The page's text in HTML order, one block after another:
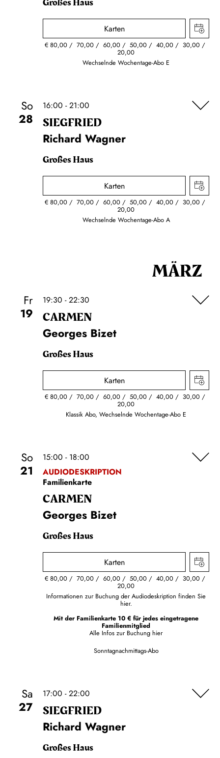
Karten
€80,00 70,00 60,00 50,00 40,00 30,00
20,00
Wechselnde Wochentage-Abo E
So
28
16:00 - 21:00
SIEG­FRIED
Richard Wagner
Großes Haus
Karten
€80,00 70,00 60,00 50,00 40,00 30,00
20,00
Wechselnde Wochentage-Abo A
MÄRZ
Fr
19
19:30 - 22:30
CARMEN
Georges Bizet
Großes Haus
Karten
€80,00 70,00 60,00 50,00 40,00 30,00
20,00
Klassik Abo, Wechselnde Wochentage-Abo E
So
21
15:00 - 18:00
AUDIODESKRIPTION
Familienkarte
CARMEN
Georges Bizet
Großes Haus
Karten
€80,00 70,00 60,00 50,00 40,00 30,00
20,00
Informationen zur Buchung der Audiodeskription finden Sie
hier.
Mit der Familienkarte 10 € für jedes eingetragene
Familienmitglied
Alle Infos zur Buchung hier
Sonntagnachmittags-Abo
Sa
27
17:00 - 22:00
SIEG­FRIED
Richard Wagner
Großes Haus